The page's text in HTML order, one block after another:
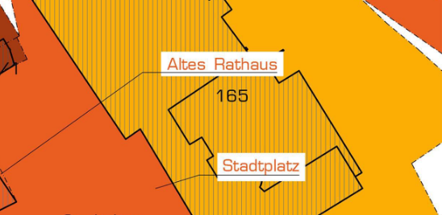
coop